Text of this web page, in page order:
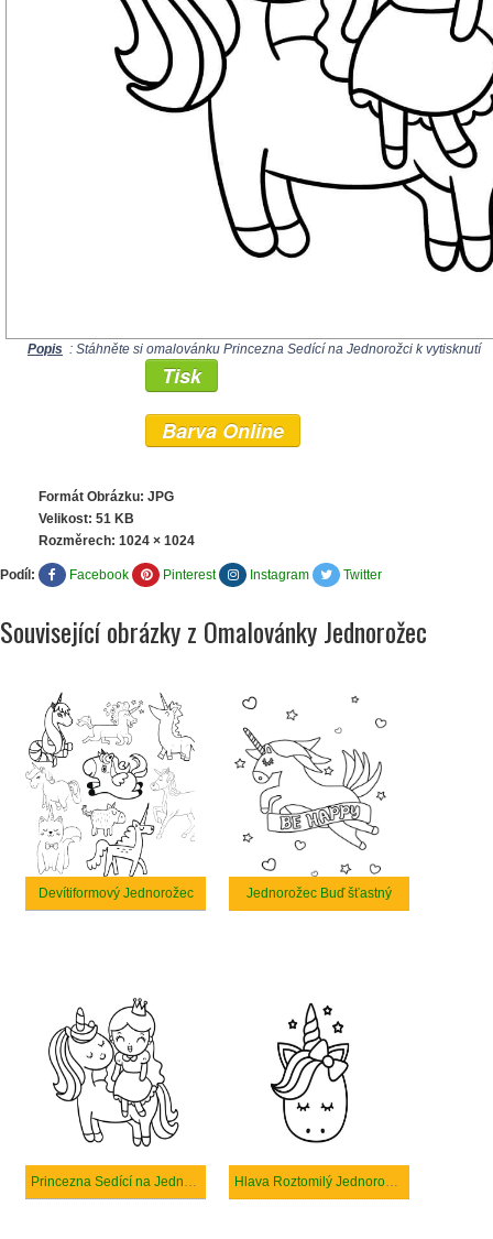
Popis : Stáhněte si omalovánku Princezna Sedící na Jednorožci k vytisknutí
Tisk
Barva Online
Formát Obrázku: JPG
Velikost: 51 KB
Rozměrech: 1024 × 1024
Podíl: Facebook Pinterest Instagram Twitter
Související obrázky z Omalovánky Jednorožec
Devítiformový Jednorožec Jednorožec Buď šťastný
Princezna Sedící na Jednorožci Hlava Roztomilý Jednorožec